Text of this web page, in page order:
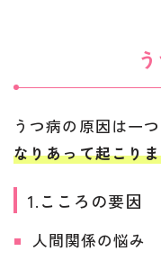
うつ病の原因は一つ
なりあって起こり
1.こころの要因
人間関係の悩み